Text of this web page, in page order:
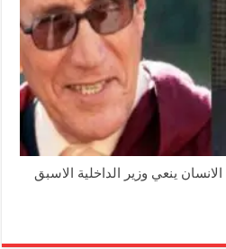
ينعي وزير الداخلية الاسبق